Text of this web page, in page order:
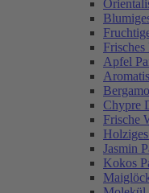
Frisches
Apfel
Chypre
Frische
Jasmin
Kokos